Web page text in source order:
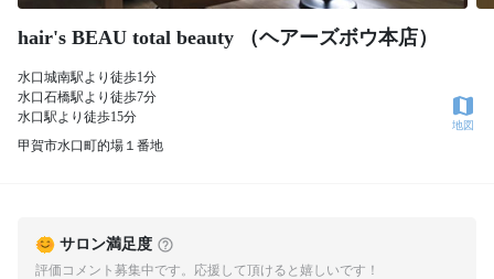
hair's BEAU total beauty （ヘアーズボウ本店）
水口城南駅より徒歩1分
水口石橋駅より徒歩7分
水口駅より徒歩15分
甲賀市水口町的場１番地
地図
サロン満足度
評価コメント募集中です。応援して頂けると嬉しいです！